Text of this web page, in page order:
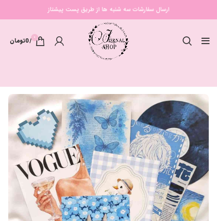
ارسال سفارشات سه شنبه ها از طریق پست پیشتاز
0
/
0تومان